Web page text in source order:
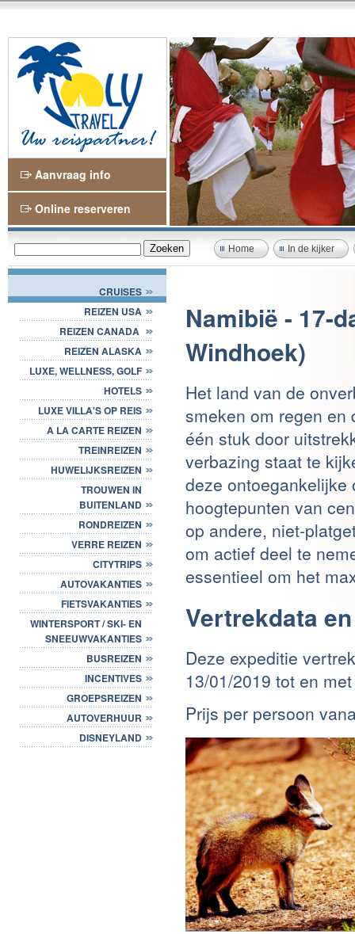
Aanvraag info
Online reserveren
Home In de kijker
CRUISES
REIZEN USA
REIZEN CANADA
REIZEN ALASKA
LUXE, WELLNESS, GOLF
HOTELS
LUXE VILLA'S OP REIS
A LA CARTE REIZEN
TREINREIZEN
HUWELIJKSREIZEN
TROUWEN IN
BUITENLAND
RONDREIZEN
VERRE REIZEN
CITYTRIPS
AUTOVAKANTIES
FIETSVAKANTIES
WINTERSPORT / SKI- EN
SNEEUWVAKANTIES
BUSREIZEN
INCENTIVES
GROEPSREIZEN
AUTOVERHUUR
DISNEYLAND
Namibië - 17-
Windhoek)
Het land van de
smeken om regen en
één stuk door
verbazing staat te
deze ontoegankelijke
hoogtepunten van
op andere, niet-
om actief deel te
essentieel om het
Vertrekdata
Deze expeditie
13/01/2019 tot en
Prijs per persoon